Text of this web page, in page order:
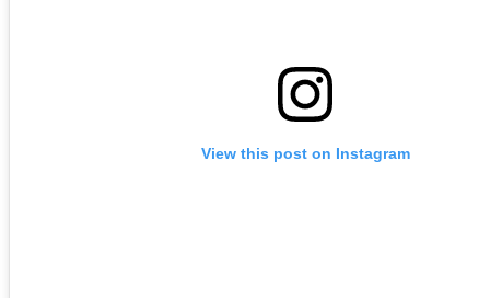
View this post on Instagram